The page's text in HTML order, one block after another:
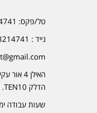
טל/פקס: 052-3214741
נייד : 052-3214741
האילן
הדלק TEN10. כניסה 4. קומה 1
שעות עבודה